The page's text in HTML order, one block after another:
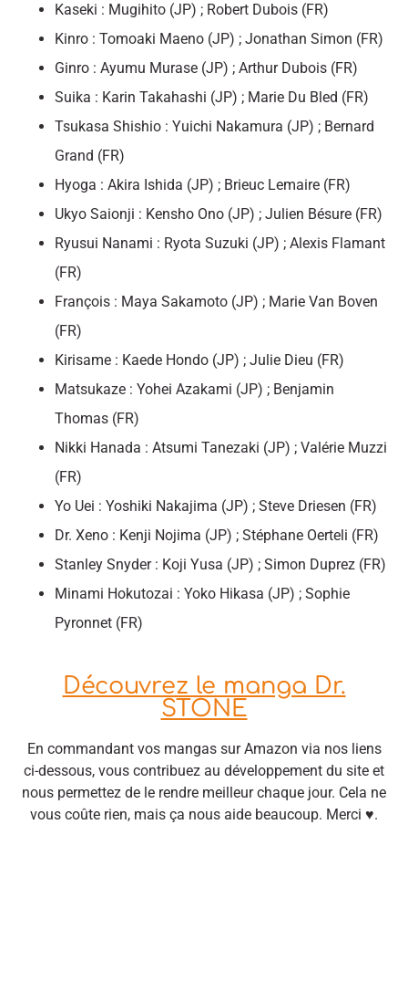
Kaseki : Mugihito (JP) ; Robert Dubois (FR)
Kinro : Tomoaki Maeno (JP) ; Jonathan Simon (FR)
Ginro : Ayumu Murase (JP) ; Arthur Dubois (FR)
Suika : Karin Takahashi (JP) ; Marie Du Bled (FR)
Tsukasa Shishio : Yuichi Nakamura (JP) ; Bernard
Grand (FR)
Hyoga : Akira Ishida (JP) ; Brieuc Lemaire (FR)
Ukyo Saionji : Kensho Ono (JP) ; Julien Bésure (FR)
Ryusui Nanami : Ryota Suzuki (JP) ; Alexis Flamant
(FR)
François : Maya Sakamoto (JP) ; Marie Van Boven
(FR)
Kirisame : Kaede Hondo (JP) ; Julie Dieu (FR)
Matsukaze : Yohei Azakami (JP) ; Benjamin
Thomas (FR)
Nikki Hanada : Atsumi Tanezaki (JP) ; Valérie Muzzi
(FR)
Yo Uei : Yoshiki Nakajima (JP) ; Steve Driesen (FR)
Dr. Xeno : Kenji Nojima (JP) ; Stéphane Oerteli (FR)
Stanley Snyder : Koji Yusa (JP) ; Simon Duprez (FR)
Minami Hokutozai : Yoko Hikasa (JP) ; Sophie
Pyronnet (FR)
Découvrez le manga Dr.
STONE
En commandant vos mangas sur Amazon via nos liens
ci-dessous, vous contribuez au développement du site et
nous permettez de le rendre meilleur chaque jour. Cela ne
vous coûte rien, mais ça nous aide beaucoup. Merci ♥.